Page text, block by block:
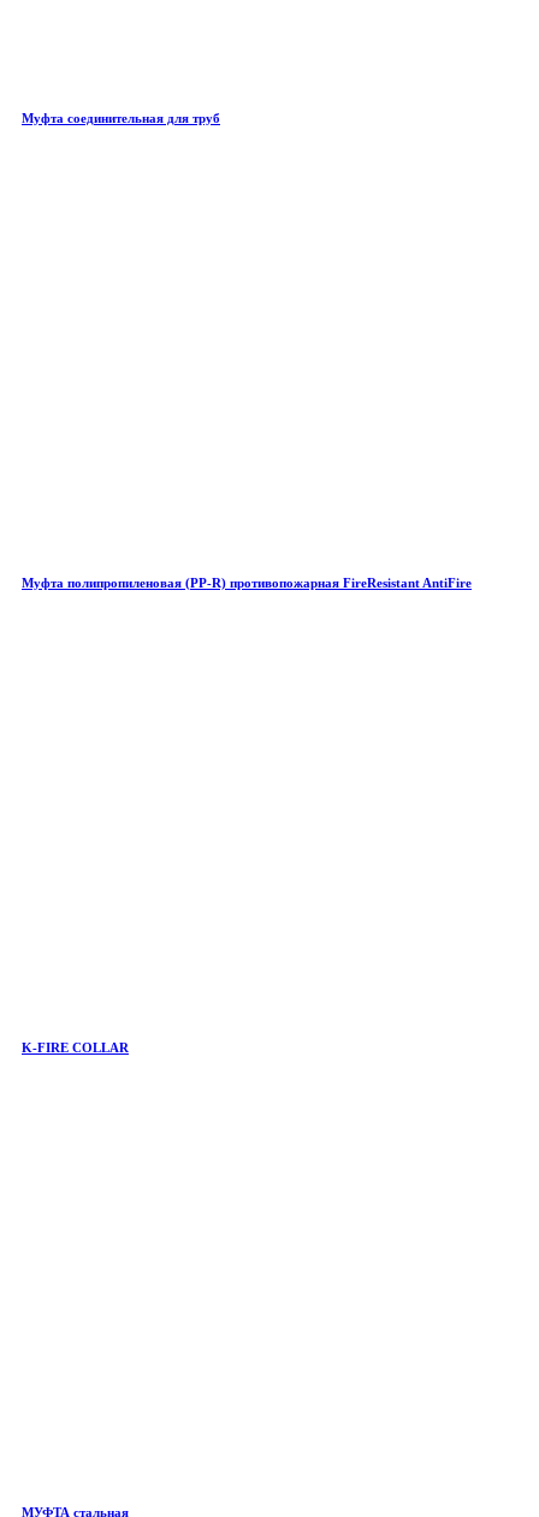
Муфта соединительная для труб
Муфта полипропиленовая (PP-R) противопожарная FireResistant AntiFire
K-FIRE COLLAR
МУФТА стальная